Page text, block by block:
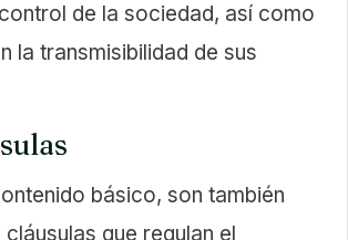
de la sociedad, así como
la transmisibilidad de sus
básico, son también
que regulan el